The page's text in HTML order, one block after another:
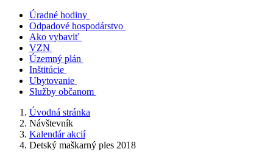
Úradné hodiny
Odpadové hospodárstvo
Ako vybaviť
VZN
Územný plán
Inštitúcie
Ubytovanie
Služby občanom
Úvodná stránka
Návštevník
Kalendár akcií
Detský maškarný ples 2018